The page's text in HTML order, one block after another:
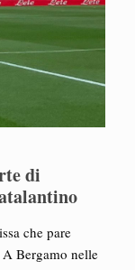
di
che pare
Bergamo nelle